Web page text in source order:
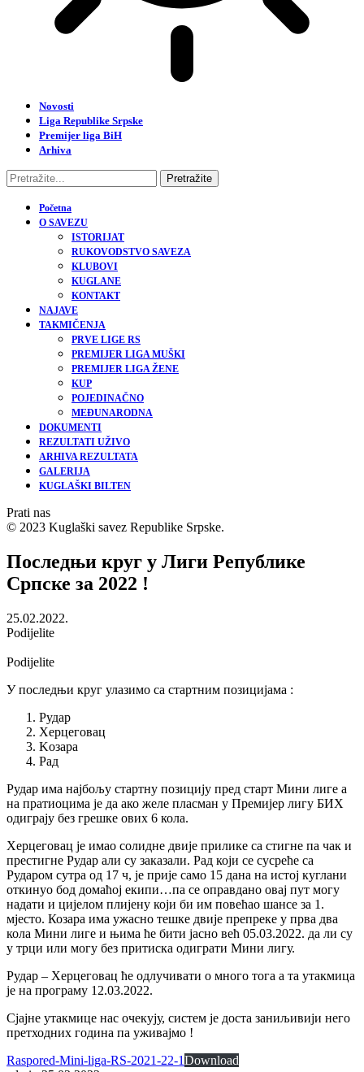
Novosti
Liga Republike Srpske
Premijer liga BiH
Arhiva
Početna
O SAVEZU
ISTORIJAT
RUKOVODSTVO SAVEZA
KLUBOVI
KUGLANE
KONTAKT
NAJAVE
TAKMIČENJA
PRVE LIGE RS
PREMIJER LIGA MUŠKI
PREMIJER LIGA ŽENE
KUP
POJEDINAČNO
MEĐUNARODNA
DOKUMENTI
REZULTATI UŽIVO
ARHIVA REZULTATA
GALERIJA
KUGLAŠKI BILTEN
Prati nas
© 2023 Kuglaški savez Republike Srpske.
Последњи круг у Лиги Републике
Српске за 2022 !
25.02.2022.
Podijelite
Podijelite
У последњи круг улазимо са стартним позицијама :
Рудар
Херцеговац
Kозара
Рад
Рудар има најбољу стартну позицију пред старт Мини лиге а
на пратиоцима је да ако желе пласман у Премијер лигу БИХ
одиграју без грешке ових 6 кола.
Херцеговац је имао солидне двије прилике са стигне па чак и
престигне Рудар али су заказали. Рад који се сусреће са
Рударом сутра од 17 ч, је прије само 15 дана на истој куглани
откинуо бод домаћој екипи…па се оправдано овај пут могу
надати и цијелом плијену који би им повећао шансе за 1.
мјесто. Козара има ужасно тешке двије препреке у прва два
кола Мини лиге и њима ће бити јасно већ 05.03.2022. да ли су
у трци или могу без притиска одиграти Мини лигу.
Рудар – Херцеговац ће одлучивати о много тога а та утакмица
је на програму 12.03.2022.
Сјајне утакмице нас очекују, систем је доста заниљивији него
претходних година па уживајмо !
Raspored-Mini-liga-RS-2021-22-1Download